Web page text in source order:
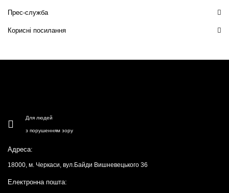
Прес-служба
Корисні посилання
Для людей
з порушенням зору
Адреса:
18000, м. Черкаси, вул.Байди Вишневецького 36
Електронна пошта: